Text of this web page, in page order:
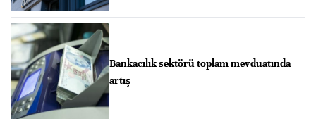
Bankacılık sektörü toplam mevduatında
artış